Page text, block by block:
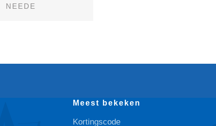
NEEDE
Meest bekeken
Kortingscode